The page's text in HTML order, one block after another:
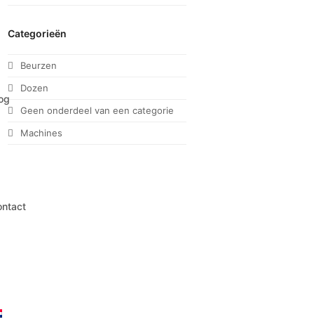
Categorieën
Beurzen
Dozen
Geen onderdeel van een categorie
Machines